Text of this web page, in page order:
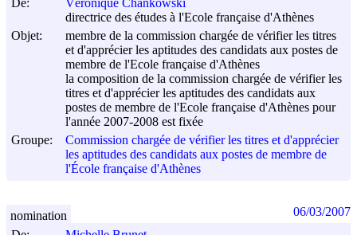
De:
Véronique Chankowski
directrice des études à l'Ecole française d'Athènes
Objet:
membre de la commission chargée de vérifier les titres
et d'apprécier les aptitudes des candidats aux postes de
membre de l'Ecole française d'Athènes
la composition de la commission chargée de vérifier les
titres et d'apprécier les aptitudes des candidats aux
postes de membre de l'Ecole française d'Athènes pour
l'année 2007-2008 est fixée
Groupe:
Commission chargée de vérifier les titres et d'apprécier
les aptitudes des candidats aux postes de membre de
l'École française d'Athènes
nomination 06/03/2007